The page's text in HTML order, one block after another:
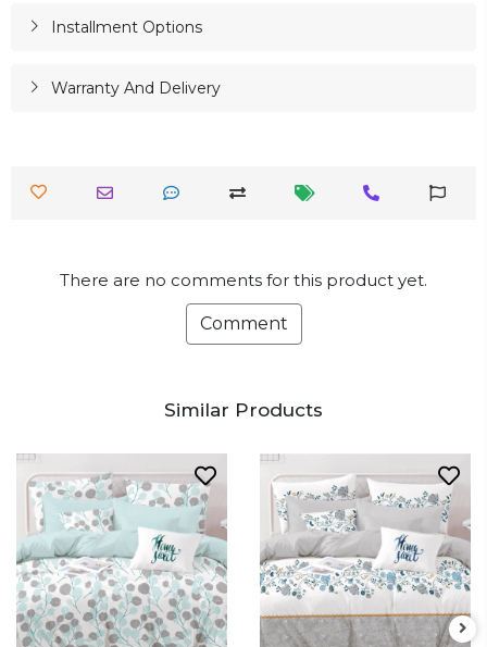
Installment Options
Warranty And Delivery
There are no comments for this product yet.
Comment
Similar Products